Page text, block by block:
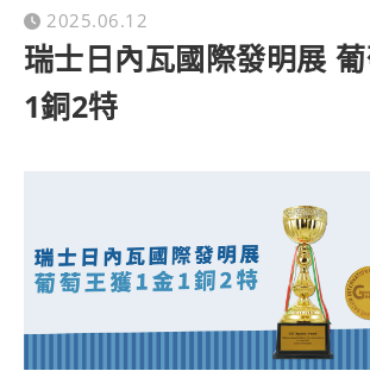
2025.06.12
瑞士日內瓦國際發明展
1銅2特